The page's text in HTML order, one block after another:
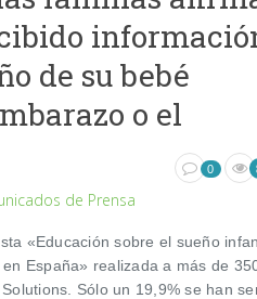
de su bebé
o el
de Prensa
0
«Educación sobre el sueño
España» realizada a más de
Sólo un 19,9% se han